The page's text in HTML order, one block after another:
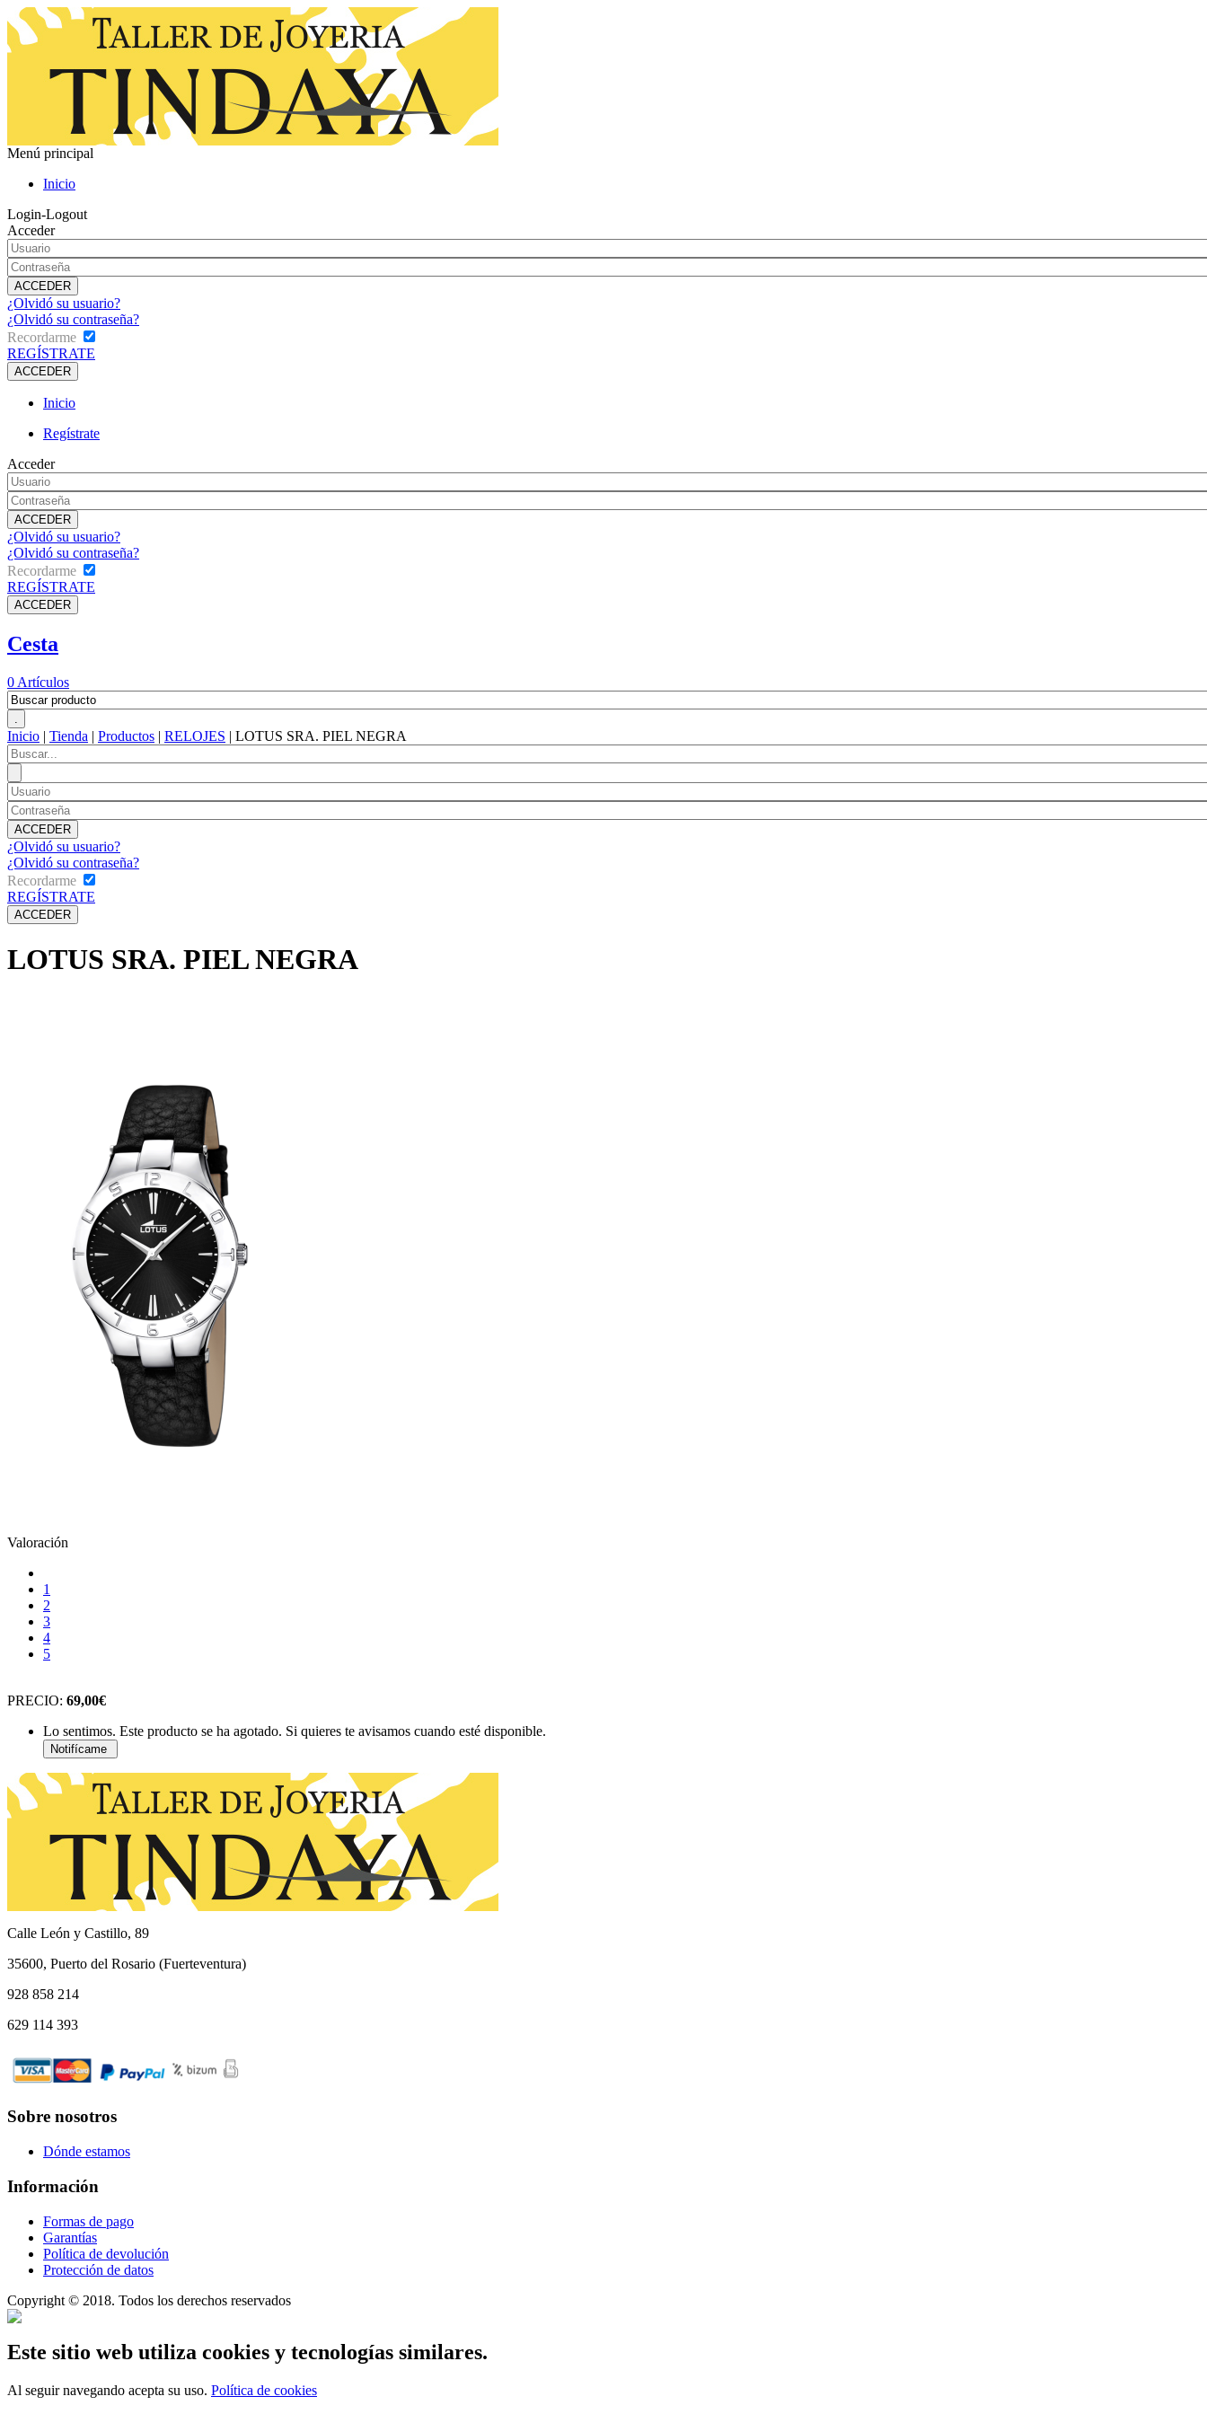
Menú principal
Inicio
Login-Logout
Acceder
¿Olvidó su usuario?
¿Olvidó su contraseña?
Recordarme
REGÍSTRATE
Inicio
Regístrate
Acceder
¿Olvidó su usuario?
¿Olvidó su contraseña?
Recordarme
REGÍSTRATE
Cesta
0 Artículos
Inicio | Tienda | Productos | RELOJES | LOTUS SRA. PIEL NEGRA
¿Olvidó su usuario?
¿Olvidó su contraseña?
Recordarme
REGÍSTRATE
LOTUS SRA. PIEL NEGRA
Valoración
1
2
3
4
5
PRECIO: 69,00€
Lo sentimos. Este producto se ha agotado. Si quieres te avisamos cuando esté disponible.
Calle León y Castillo, 89
35600, Puerto del Rosario (Fuerteventura)
928 858 214
629 114 393
Sobre nosotros
Dónde estamos
Información
Formas de pago
Garantías
Política de devolución
Protección de datos
Copyright © 2018. Todos los derechos reservados
Este sitio web utiliza cookies y tecnologías similares.
Al seguir navegando acepta su uso. Política de cookies